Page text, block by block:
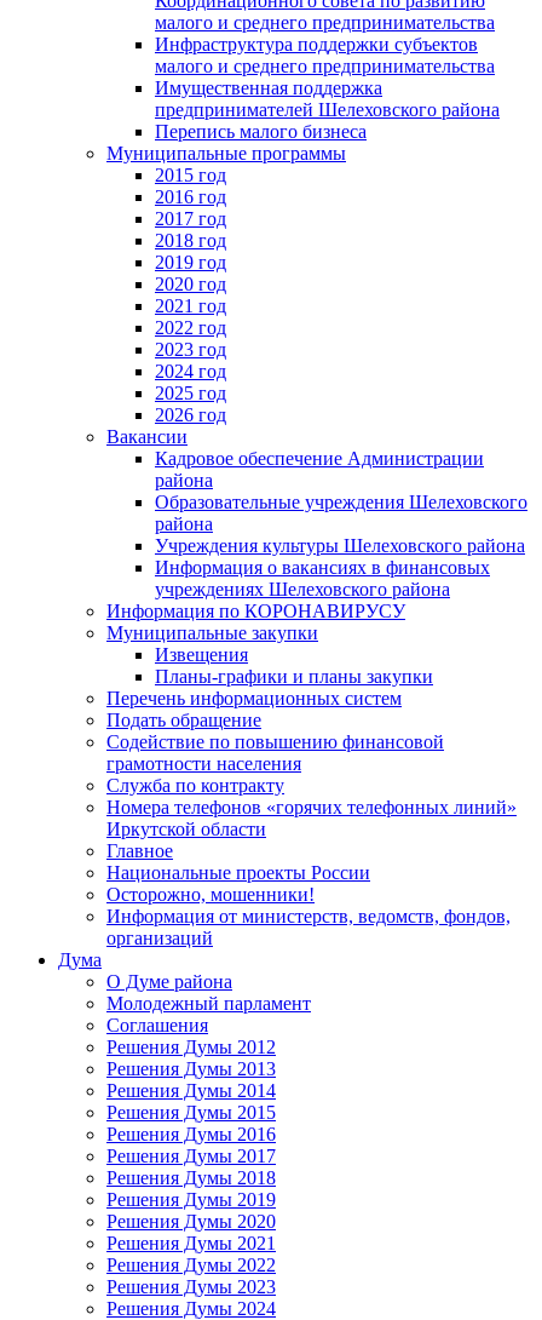
малого и среднего предпринимательства
Инфраструктура поддержки субъектов
малого и среднего предпринимательства
Имущественная поддержка
предпринимателей Шелеховского района
Перепись малого бизнеса
Муниципальные программы
2015 год
2016 год
2017 год
2018 год
2019 год
2020 год
2021 год
2022 год
2023 год
2024 год
2025 год
2026 год
Вакансии
Кадровое обеспечение Администрации
района
Образовательные учреждения Шелеховского
района
Учреждения культуры Шелеховского района
Информация о вакансиях в финансовых
учреждениях Шелеховского района
Информация по КОРОНАВИРУСУ
Муниципальные закупки
Извещения
Планы-графики и планы закупки
Перечень информационных систем
Подать обращение
Содействие по повышению финансовой
грамотности населения
Служба по контракту
Номера телефонов «горячих телефонных линий»
Иркутской области
Главное
Национальные проекты России
Осторожно, мошенники!
Информация от министерств, ведомств, фондов,
организаций
Дума
О Думе района
Молодежный парламент
Соглашения
Решения Думы 2012
Решения Думы 2013
Решения Думы 2014
Решения Думы 2015
Решения Думы 2016
Решения Думы 2017
Решения Думы 2018
Решения Думы 2019
Решения Думы 2020
Решения Думы 2021
Решения Думы 2022
Решения Думы 2023
Решения Думы 2024